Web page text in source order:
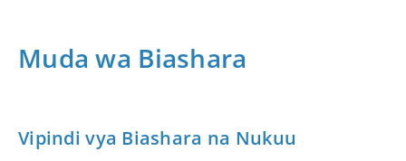
Muda wa Biashara
Vipindi vya Biashara na Nukuu